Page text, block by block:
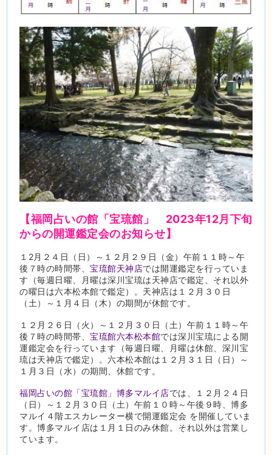
【福岡占いの館「宝琉館」 2023年12月下旬
からの開運鑑定会のお知らせ】
１2月２４日（日）～１２月２９日（金）午前１１時～午
後７時の時間帯、宝琉館天神店では開運鑑定を行っていま
す（毎週日曜、月曜は深川宝琉は天神店で鑑定、それ以外
の曜日は六本松本館で鑑定）。天神店は１２月３０日
（土）～１月４日（木）の期間が休館です。
１２月２６日（火）～１２月３０日（土）午前１１時～午
後７時の時間帯、宝琉館六本松本館では深川宝琉による開
運鑑定会を行っています（毎週日曜、月曜は休館、深川宝
琉は天神店で鑑定）。六本松本館は１２月３１日（日）～
１月３日（水）の期間、休館です。
福岡占いの館「宝琉館」博多マルイ店では、１２月２４日
（日）～１２月３０日（土）午前１０時～午後９時、博多
マルイ４階エスカレーター横で開運鑑定会 を開催していま
す。博多マルイ店は１月１日のみ休館。それ以外は営業し
ています。